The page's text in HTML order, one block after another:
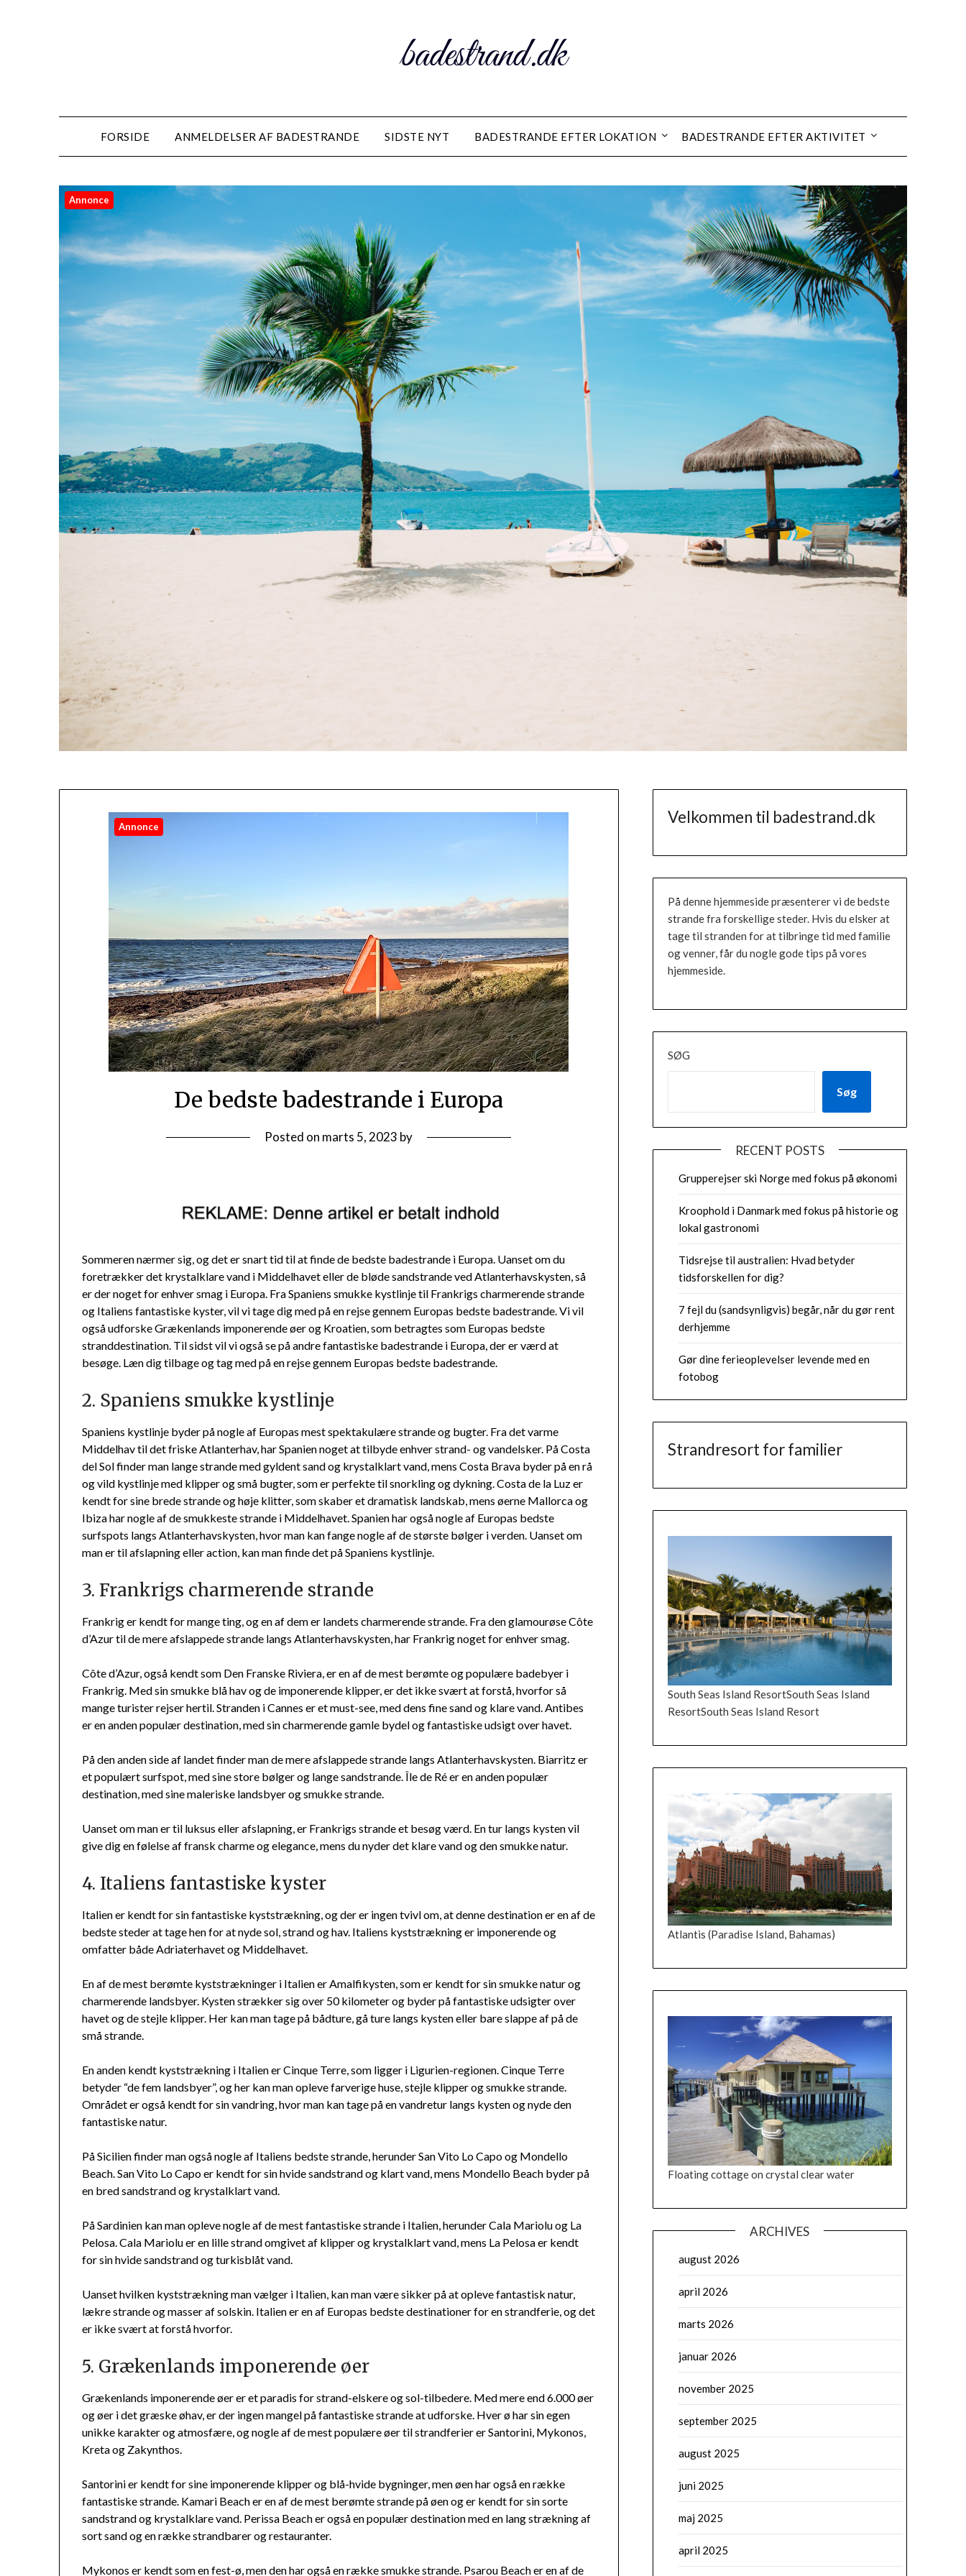
badestrand.dk
FORSIDE ANMELDELSER AF BADESTRANDE SIDSTE NYT BADESTRANDE EFTER LOKATION BADESTRANDE EFTER AKTIVITET
Annonce
Annonce
De bedste badestrande i Europa
Posted on marts 5, 2023 by
Sommeren nærmer sig, og det er snart tid til at finde de bedste badestrande i Europa. Uanset om du
foretrækker det krystalklare vand i Middelhavet eller de bløde sandstrande ved Atlanterhavskysten, så
er der noget for enhver smag i Europa. Fra Spaniens smukke kystlinje til Frankrigs charmerende strande
og Italiens fantastiske kyster, vil vi tage dig med på en rejse gennem Europas bedste badestrande. Vi vil
også udforske Grækenlands imponerende øer og Kroatien, som betragtes som Europas bedste
stranddestination. Til sidst vil vi også se på andre fantastiske badestrande i Europa, der er værd at
besøge. Læn dig tilbage og tag med på en rejse gennem Europas bedste badestrande.
2. Spaniens smukke kystlinje
Spaniens kystlinje byder på nogle af Europas mest spektakulære strande og bugter. Fra det varme
Middelhav til det friske Atlanterhav, har Spanien noget at tilbyde enhver strand- og vandelsker. På Costa
del Sol finder man lange strande med gyldent sand og krystalklart vand, mens Costa Brava byder på en rå
og vild kystlinje med klipper og små bugter, som er perfekte til snorkling og dykning. Costa de la Luz er
kendt for sine brede strande og høje klitter, som skaber et dramatisk landskab, mens øerne Mallorca og
Ibiza har nogle af de smukkeste strande i Middelhavet. Spanien har også nogle af Europas bedste
surfspots langs Atlanterhavskysten, hvor man kan fange nogle af de største bølger i verden. Uanset om
man er til afslapning eller action, kan man finde det på Spaniens kystlinje.
3. Frankrigs charmerende strande
Frankrig er kendt for mange ting, og en af dem er landets charmerende strande. Fra den glamourøse Côte
d’Azur til de mere afslappede strande langs Atlanterhavskysten, har Frankrig noget for enhver smag.
Côte d’Azur, også kendt som Den Franske Riviera, er en af de mest berømte og populære badebyer i
Frankrig. Med sin smukke blå hav og de imponerende klipper, er det ikke svært at forstå, hvorfor så
mange turister rejser hertil. Stranden i Cannes er et must-see, med dens fine sand og klare vand. Antibes
er en anden populær destination, med sin charmerende gamle bydel og fantastiske udsigt over havet.
På den anden side af landet finder man de mere afslappede strande langs Atlanterhavskysten. Biarritz er
et populært surfspot, med sine store bølger og lange sandstrande. Île de Ré er en anden populær
destination, med sine maleriske landsbyer og smukke strande.
Uanset om man er til luksus eller afslapning, er Frankrigs strande et besøg værd. En tur langs kysten vil
give dig en følelse af fransk charme og elegance, mens du nyder det klare vand og den smukke natur.
4. Italiens fantastiske kyster
Italien er kendt for sin fantastiske kyststrækning, og der er ingen tvivl om, at denne destination er en af de
bedste steder at tage hen for at nyde sol, strand og hav. Italiens kyststrækning er imponerende og
omfatter både Adriaterhavet og Middelhavet.
En af de mest berømte kyststrækninger i Italien er Amalfikysten, som er kendt for sin smukke natur og
charmerende landsbyer. Kysten strækker sig over 50 kilometer og byder på fantastiske udsigter over
havet og de stejle klipper. Her kan man tage på bådture, gå ture langs kysten eller bare slappe af på de
små strande.
En anden kendt kyststrækning i Italien er Cinque Terre, som ligger i Ligurien-regionen. Cinque Terre
betyder “de fem landsbyer”, og her kan man opleve farverige huse, stejle klipper og smukke strande.
Området er også kendt for sin vandring, hvor man kan tage på en vandretur langs kysten og nyde den
fantastiske natur.
På Sicilien finder man også nogle af Italiens bedste strande, herunder San Vito Lo Capo og Mondello
Beach. San Vito Lo Capo er kendt for sin hvide sandstrand og klart vand, mens Mondello Beach byder på
en bred sandstrand og krystalklart vand.
På Sardinien kan man opleve nogle af de mest fantastiske strande i Italien, herunder Cala Mariolu og La
Pelosa. Cala Mariolu er en lille strand omgivet af klipper og krystalklart vand, mens La Pelosa er kendt
for sin hvide sandstrand og turkisblåt vand.
Uanset hvilken kyststrækning man vælger i Italien, kan man være sikker på at opleve fantastisk natur,
lækre strande og masser af solskin. Italien er en af Europas bedste destinationer for en strandferie, og det
er ikke svært at forstå hvorfor.
5. Grækenlands imponerende øer
Grækenlands imponerende øer er et paradis for strand-elskere og sol-tilbedere. Med mere end 6.000 øer
og øer i det græske øhav, er der ingen mangel på fantastiske strande at udforske. Hver ø har sin egen
unikke karakter og atmosfære, og nogle af de mest populære øer til strandferier er Santorini, Mykonos,
Kreta og Zakynthos.
Santorini er kendt for sine imponerende klipper og blå-hvide bygninger, men øen har også en række
fantastiske strande. Kamari Beach er en af de mest berømte strande på øen og er kendt for sin sorte
sandstrand og krystalklare vand. Perissa Beach er også en populær destination med en lang strækning af
sort sand og en række strandbarer og restauranter.
Mykonos er kendt som en fest-ø, men den har også en række smukke strande. Psarou Beach er en af de
Velkommen til badestrand.dk
På denne hjemmeside præsenterer vi de bedste
strande fra forskellige steder. Hvis du elsker at
tage til stranden for at tilbringe tid med familie
og venner, får du nogle gode tips på vores
hjemmeside.
SØG
Søg
RECENT POSTS
Grupperejser ski Norge med fokus på økonomi
Kroophold i Danmark med fokus på historie og
lokal gastronomi
Tidsrejse til australien: Hvad betyder
tidsforskellen for dig?
7 fejl du (sandsynligvis) begår, når du gør rent
derhjemme
Gør dine ferieoplevelser levende med en
fotobog
Strandresort for familier
South Seas Island ResortSouth Seas Island
ResortSouth Seas Island Resort
Atlantis (Paradise Island, Bahamas)
Floating cottage on crystal clear water
ARCHIVES
august 2026
april 2026
marts 2026
januar 2026
november 2025
september 2025
august 2025
juni 2025
maj 2025
april 2025